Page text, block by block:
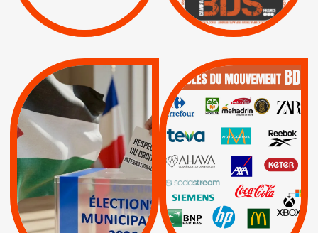
| Pétitions
Lettres d'interpellation
MUNICIPALES 2026 :
JE VOTE POUR LE
RESPECT DU DROIT
INTERNATIONAL EN
PALESTINE
APPELS | Actus |
Espaces Sans
Apartheid
| Lettres d'interpellation
QUE BOYCOTTER ?
BOYCOTT /
AXA BNP | CAF |
Carrefour | HP |
Keter |
Livres et brochures |
Mehadrin | PUMA
Sodastream |